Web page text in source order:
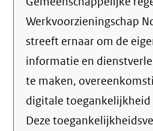
Werkvoorzieningschap
streeft ernaar om de
informatie en
te maken,
digitale toegankelijkheid
Deze